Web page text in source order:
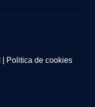
Politica de cookies